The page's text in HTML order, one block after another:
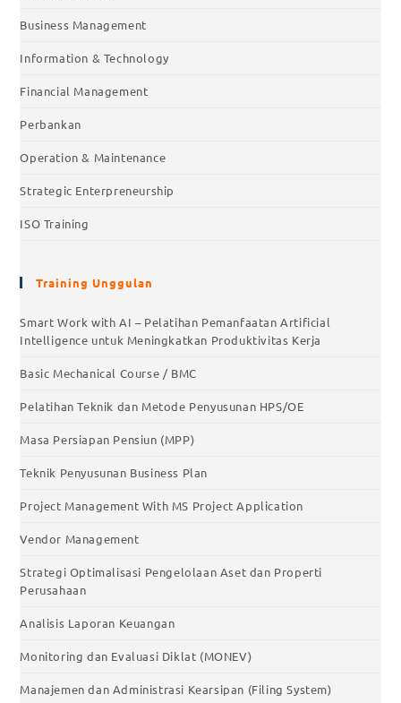
Business Management
Information & Technology
Financial Management
Perbankan
Operation & Maintenance
Strategic Enterpreneurship
ISO Training
Training Unggulan
Smart Work with AI – Pelatihan Pemanfaatan Artificial
Intelligence untuk Meningkatkan Produktivitas Kerja
Basic Mechanical Course / BMC
Pelatihan Teknik dan Metode Penyusunan HPS/OE
Masa Persiapan Pensiun (MPP)
Teknik Penyusunan Business Plan
Project Management With MS Project Application
Vendor Management
Strategi Optimalisasi Pengelolaan Aset dan Properti
Perusahaan
Analisis Laporan Keuangan
Monitoring dan Evaluasi Diklat (MONEV)
Manajemen dan Administrasi Kearsipan (Filing System)